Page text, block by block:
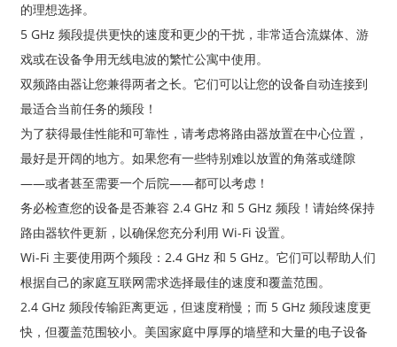
的理想选择。
5 GHz 频段提供更快的速度和更少的干扰，非常适合流媒体、游
戏或在设备争用无线电波的繁忙公寓中使用。
双频路由器让您兼得两者之长。它们可以让您的设备自动连接到
最适合当前任务的频段！
为了获得最佳性能和可靠性，请考虑将路由器放置在中心位置，
最好是开阔的地方。如果您有一些特别难以放置的角落或缝隙
——或者甚至需要一个后院——都可以考虑！
务必检查您的设备是否兼容 2.4 GHz 和 5 GHz 频段！请始终保持
路由器软件更新，以确保您充分利用 Wi-Fi 设置。
Wi-Fi 主要使用两个频段：2.4 GHz 和 5 GHz。它们可以帮助人们
根据自己的家庭互联网需求选择最佳的速度和覆盖范围。
2.4 GHz 频段传输距离更远，但速度稍慢；而 5 GHz 频段速度更
快，但覆盖范围较小。美国家庭中厚厚的墙壁和大量的电子设备